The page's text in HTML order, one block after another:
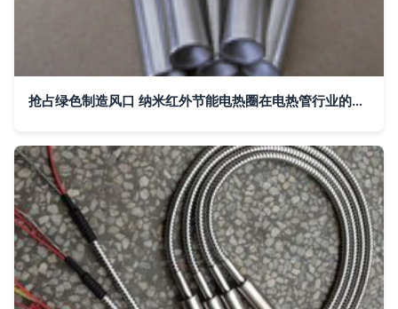
抢占绿色制造风口 纳米红外节能电热圈在电热管行业的商业机遇剖析